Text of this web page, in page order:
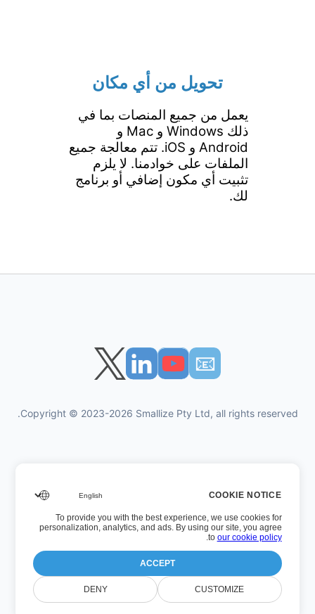
تحويل من أي مكان
يعمل من جميع المنصات بما في
ذلك Windows و Mac و
Android و iOS. تتم معالجة جميع
الملفات على خوادمنا. لا يلزم
تثبيت أي مكون إضافي أو برنامج
لك.
📧︎
Copyright © 2023-2026 Smallize Pty Ltd, all rights reserved.
سياسة الخصوصية
شروط الاستخدام
الوصول التنفيذي
رقم الإصدار: 26.7.5
آخر تحديث: الأربعاء، 22 صفر 1448 بعد الهجرة
COOKIE NOTICE
To provide you with the best experience, we use cookies for
personalization, analytics, and ads. By using our site, you agree
to our cookie policy
.
ACCEPT
CUSTOMIZE
DENY